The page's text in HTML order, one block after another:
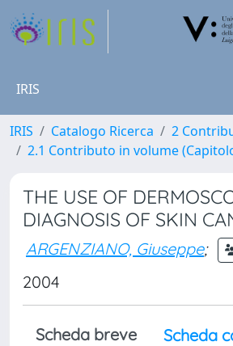
IRIS
IRIS Catalogo Ricerca
2
2.1 Contributo in volume
THE USE OF
DIAGNOSIS OF SKIN
ARGENZIANO, Giuseppe;
2004
Scheda breve
Scheda